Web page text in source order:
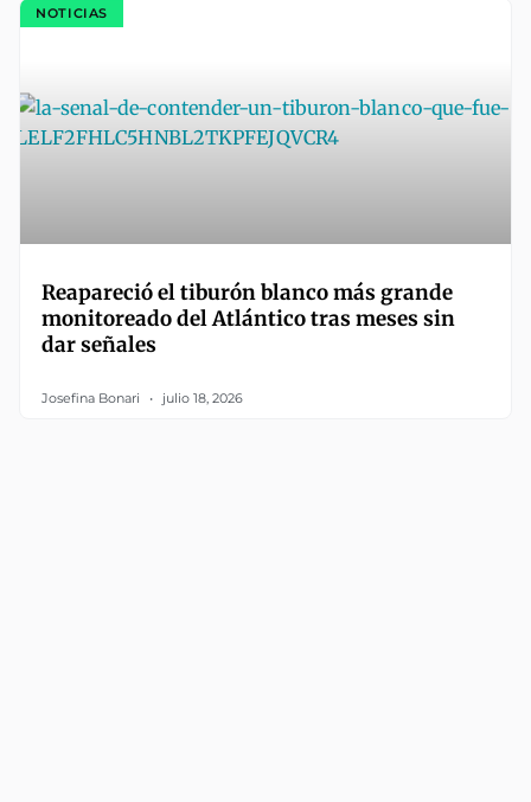
NOTICIAS
Reapareció el tiburón blanco más grande
monitoreado del Atlántico tras meses sin
dar señales
Josefina Bonari julio 18, 2026